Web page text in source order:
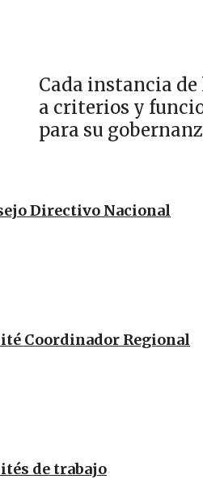
Cada instancia
a criterios y
para su
Directivo Nacional
Coordinador Regional
de trabajo